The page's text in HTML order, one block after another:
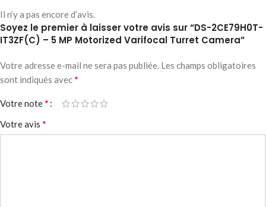
Il n’y a pas encore d’avis.
Soyez le premier à laisser votre avis sur “DS-2CE79H0T-
IT3ZF(C) – 5 MP Motorized Varifocal Turret Camera”
Votre adresse e-mail ne sera pas publiée. Les champs obligatoires
sont indiqués avec*
Votre note*
Votre avis *